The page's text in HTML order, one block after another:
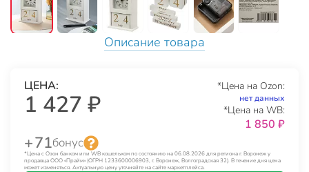
Описание товара
ЦЕНА:
1 427 ₽
*Цена на Ozon:
нет данных
*Цена на WB:
1 850 ₽
+ 71бонус
*Цена с Озон банком или WB кошельком по состоянию на 06.08.2026 для региона г. Воронеж у
продавца ООО «Прайм» (ОГРН 1233600006903, г. Воронеж, Волгоградская 32). В течение дня цена
может изменяться. Актуальную цену уточняйте на сайте маркетплейса.